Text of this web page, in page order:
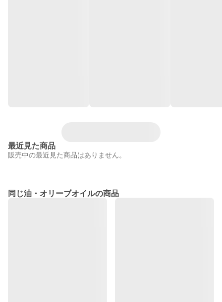
最近見た商品
販売中の最近見た商品はありません。
同じ油・オリーブオイルの商品